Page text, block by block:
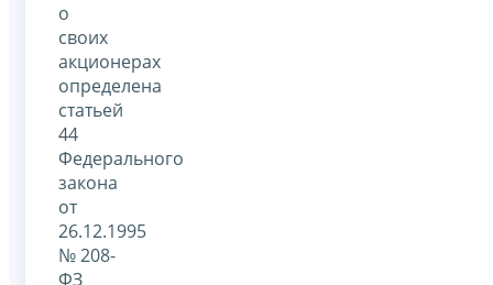
о
своих
акционерах
определена
статьей
44
Федерального
закона
от
26.12.1995
№ 208-
ФЗ